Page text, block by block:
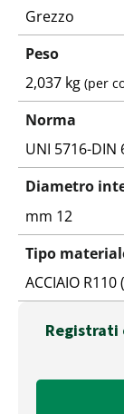
Grezzo
Peso
2,037 kg(per
Norma
UNI 5716-DIN
Diametro
mm 12
Tipo
ACCIAIO R110
Registrati